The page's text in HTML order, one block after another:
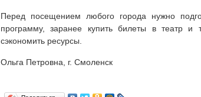
Перед посещением любого города нужно
программу, заранее купить билеты в театр и
сэкономить ресурсы.
Ольга Петровна, г. Смоленск